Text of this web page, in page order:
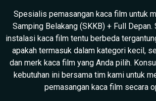
Spesialis pemasangan kaca film untuk
Samping Belakang (SKKB) + Full Depan.
instalasi kaca film tentu berbeda
apakah termasuk dalam kategori kecil,
dan merk kaca film yang Anda pilih.
kebutuhan ini bersama tim kami untuk
pemasangan kaca film secara